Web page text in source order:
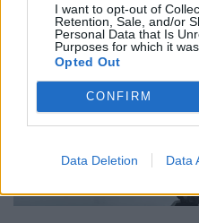
I want to opt-out of
Retention, Sale, and/or
Personal Data that Is
Purposes for which it
Opted Out
CONFIRM
Data Deletion Data